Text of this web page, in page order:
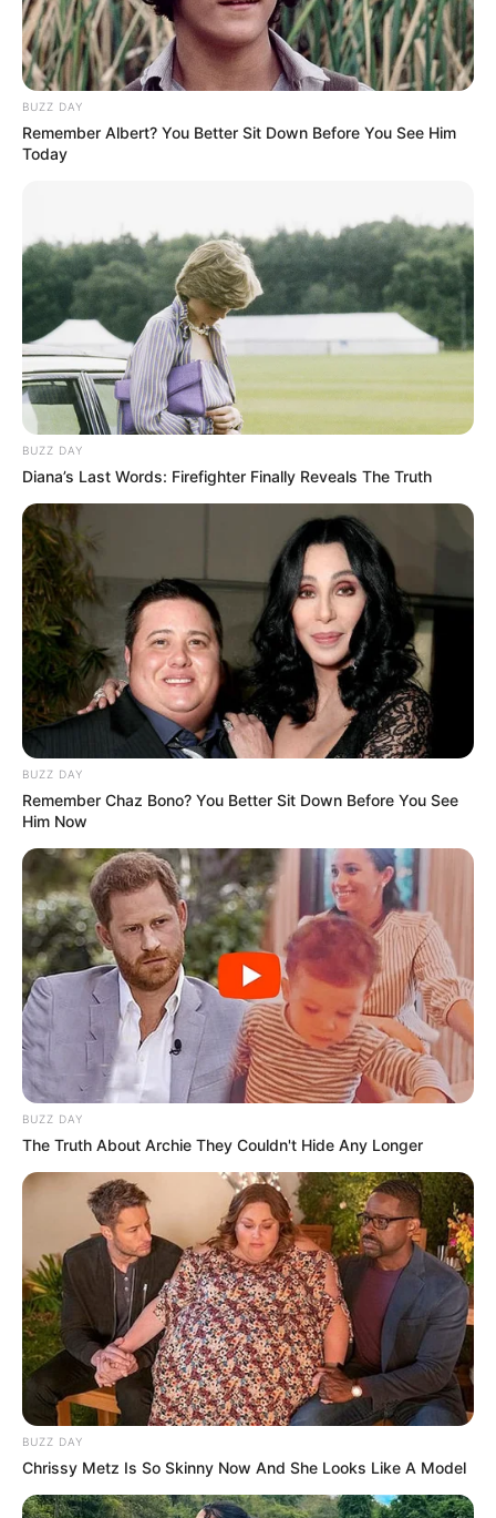
Gemes
Ambyar! 10 Kalimat Baper
Pakai Bahasa Jawa Ini Bikin
Galau Abis
Fail! 10 Potret Makanan Gagal
Dimasak yang Bikin Kamu
Nggak Selera
10 Pose Manekin Anti
Mainstream yang Konyol
Banget
8 Kata Lucu Seputar Malam
Minggu ala Jomblo yang Bikin
Ngenes
10 Desain Kanopi Tempat
Tidur, Serasa Beristirahat di
BUZZ DAY
Remember Albert? You Better Sit Down Before You See Him
Today
BUZZ DAY
Diana’s Last Words: Firefighter Finally Reveals The Truth
BUZZ DAY
Remember Chaz Bono? You Better Sit Down Before You See
Him Now
BUZZ DAY
The Truth About Archie They Couldn't Hide Any Longer
BUZZ DAY
Chrissy Metz Is So Skinny Now And She Looks Like A Model